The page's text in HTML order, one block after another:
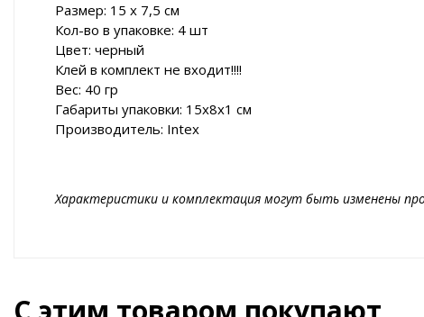
Размер: 15 х 7,5 см
Кол-во в упаковке: 4 шт
Цвет: черный
Клей в комплект не входит!!!!
Вес: 40 гр
Габариты упаковки: 15х8х1 см
Производитель: Intex
Характеристики и комплектация могут быть изменены